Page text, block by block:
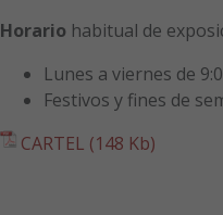
Horario habitual de
Lunes a viernes de
Festivos y fines de
CARTEL (148 Kb)